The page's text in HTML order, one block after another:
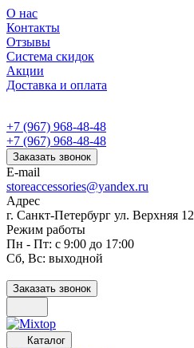
О нас
Контакты
Отзывы
Система скидок
Акции
Доставка и оплата
+7 (967) 968-48-48
+7 (967) 968-48-48
Заказать звонок
E-mail
storeaccessories@yandex.ru
Адрес
г. Санкт-Петербург ул. Верхняя 12
Режим работы
Пн - Пт: с 9:00 до 17:00
Сб, Вс: выходной
Заказать звонок
Каталог